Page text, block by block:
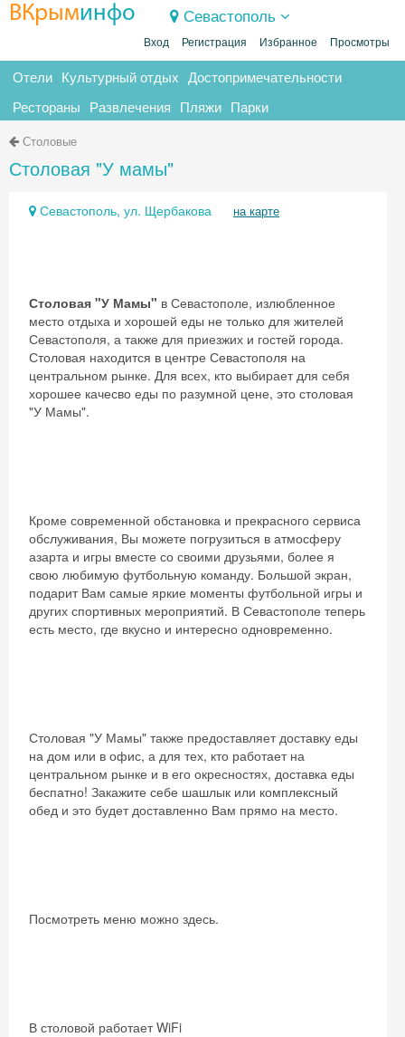
ВКрыминфо Севастополь
Вход Регистрация Избранное Просмотры
Отели Культурный отдых Достопримечательности
Рестораны Развлечения Пляжи Парки
Столовые
Столовая "У мамы"
Севастополь, ул. Щербакова на карте
Столовая "У Мамы" в Севастополе, излюбленное
место отдыха и хорошей еды не только для жителей
Севастополя, а также для приезжих и гостей города.
Столовая находится в центре Севастополя на
центральном рынке. Для всех, кто выбирает для себя
хорошее качесво еды по разумной цене, это столовая
"У Мамы".
Кроме современной обстановка и прекрасного сервиса
обслуживания, Вы можете погрузиться в атмосферу
азарта и игры вместе со своими друзьями, более я
свою любимую футбольную команду. Большой экран,
подарит Вам самые яркие моменты футбольной игры и
других спортивных мероприятий. В Севастополе теперь
есть место, где вкусно и интересно одновременно.
Столовая "У Мамы" также предоставляет доставку еды
на дом или в офис, а для тех, кто работает на
центральном рынке и в его окресностях, доставка еды
беспатно! Закажите себе шашлык или комплексный
обед и это будет доставленно Вам прямо на место.
Посмотреть меню можно здесь.
В столовой работает WiFi